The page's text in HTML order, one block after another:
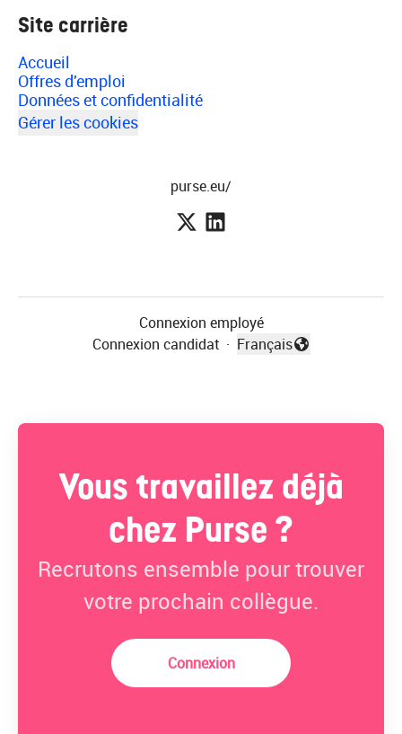
Site carrière
Accueil
Offres d'emploi
Données et confidentialité
Gérer les cookies
purse.eu/
Connexion employé
Connexion candidat · Changer la langue
Français
Vous travaillez déjà
chez Purse ?
Recrutons ensemble pour trouver
votre prochain collègue.
Connexion